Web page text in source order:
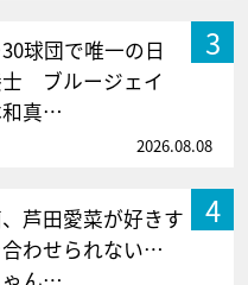
3
球団で唯一の日
士 ブルージェイ
和真…
2026.08.08
4
芦田愛菜が好きす
わせられない…